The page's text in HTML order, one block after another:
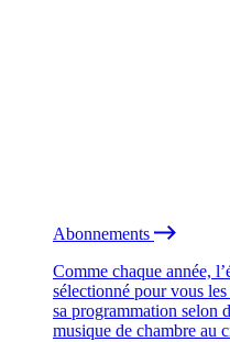
Abonnements
Comme chaque année,
sélectionné pour vous
sa programmation selon
musique de chambre au